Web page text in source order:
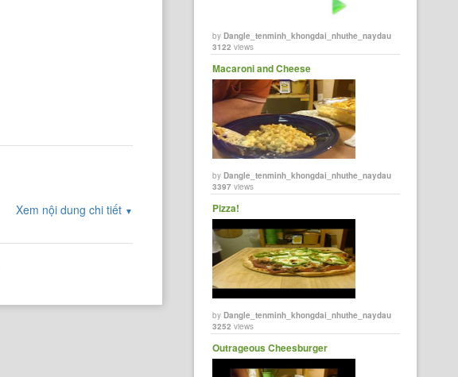
Xem nội dung chi tiết ▼
byDangle_tenminh_khongdai_nhuthe_naydau
3122 views
Macaroni and Cheese
byDangle_tenminh_khongdai_nhuthe_naydau
3397 views
Pizza!
byDangle_tenminh_khongdai_nhuthe_naydau
3252 views
Outrageous Cheesburger